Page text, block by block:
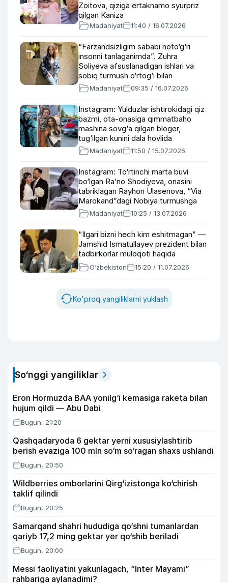
Zoitova, qiziga ertaknamo syurpriz
qilgan Kaniza
Madaniyat 11:40 / 16.07.2026
“Farzandsizligim sababi noto‘g‘ri
insonni tanlaganimda”. Zuhra
Soliyeva afsuslanadigan ishlari va
sobiq turmush o‘rtog‘i bilan
munosabati haqida
Madaniyat 09:35 / 16.07.2026
Instagram: Yulduzlar ishtirokidagi qiz
bazmi, ota-onasiga qimmatbaho
mashina sovg‘a qilgan bloger,
tug‘ilgan kunini dala hovlida
nishonlagan Vohidjon Isoqov
Madaniyat 11:50 / 15.07.2026
Instagram: To‘rtinchi marta buvi
bo‘lgan Ra’no Shodiyeva, onasini
tabriklagan Rayhon Ulasenova, “Via
Marokand”dagi Nobiya turmushga
chiqyapti
Madaniyat 10:25 / 13.07.2026
“Ilgari bizni hech kim eshitmagan” —
Jamshid Ismatullayev prezident bilan
tadbirkorlar muloqoti haqida
O‘zbekiston 15:20 / 11.07.2026
Ko'proq yangiliklarni yuklash
So‘nggi yangiliklar
Eron Hormuzda BAA yonilg‘i kemasiga raketa bilan
hujum qildi — Abu Dabi
Bugun, 21:20
Qashqadaryoda 6 gektar yerni xususiylashtirib
berish evaziga 100 mln so‘m so‘ragan shaxs ushlandi
Bugun, 20:50
Wildberries omborlarini Qirg‘izistonga ko‘chirish
taklif qilindi
Bugun, 20:25
Samarqand shahri hududiga qo‘shni tumanlardan
qariyb 17,2 ming gektar yer qo‘shib beriladi
Bugun, 20:00
Messi faoliyatini yakunlagach, “Inter Mayami”
rahbariga aylanadimi?